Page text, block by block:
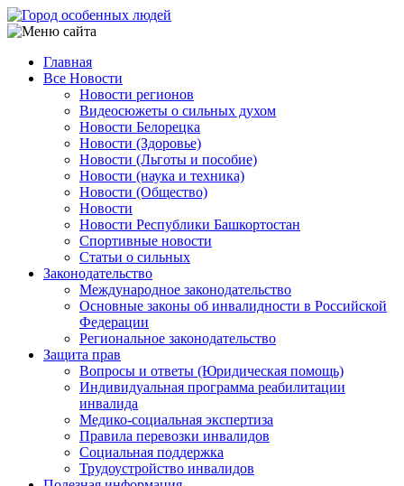
Перейти
к
содержанию
Main
navigation
Главная
Все Новости
Новости регионов
Видеосюжеты о сильных духом
Новости Белорецка
Новости (Здоровье)
Новости (Льготы и пособие)
Новости (наука и техника)
Новости (Общество)
Новости
Новости Республики Башкортостан
Спортивные новости
Статьи о сильных
Законодательство
Международное законодательство
Основные законы об инвалидности в Российской
Федерации
Региональное законодательство
Защита прав
Вопросы и ответы (Юридическая помощь)
Индивидуальная программа реабилитации
инвалида
Медико-социальная экспертиза
Правила перевозки инвалидов
Социальная поддержка
Трудоустройство инвалидов